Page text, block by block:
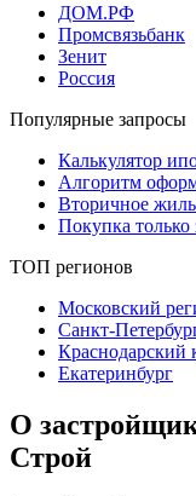
ДОМ.РФ
Промсвязьбанк
Зенит
Россия
Популярные запросы
Калькулятор
Алгоритм
Вторичное
Покупка только
ТОП регионов
Московский
Санкт-
Краснодарский
Екатеринбург
О
Строй